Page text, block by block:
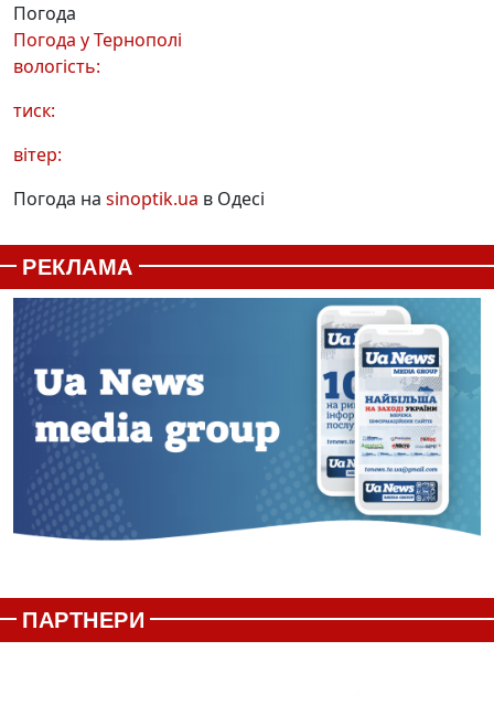
Погода
Погода уТернополі
вологість:
тиск:
вітер:
Погода на sinoptik.ua в Одесі
РЕКЛАМА
ПАРТНЕРИ